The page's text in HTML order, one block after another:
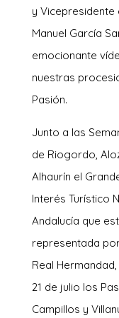
y Vicepresidente
Manuel García
emocionante
nuestras
Pasión.
Junto a las
de Riogordo,
Alhaurín el
Interés Turístico
Andalucía que
representada
Real
21 de julio los
Campillos y